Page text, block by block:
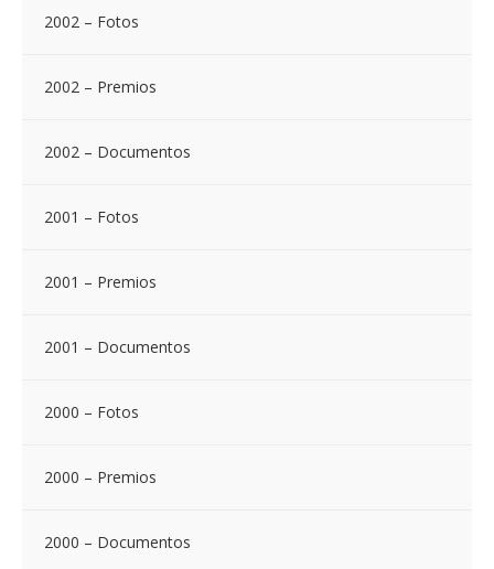
2002 – Fotos
2002 – Premios
2002 – Documentos
2001 – Fotos
2001 – Premios
2001 – Documentos
2000 – Fotos
2000 – Premios
2000 – Documentos